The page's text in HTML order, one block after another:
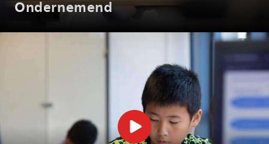
Ondernemend